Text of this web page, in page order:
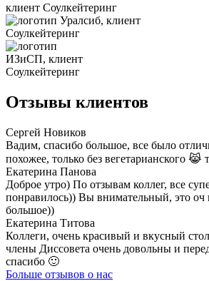
Отзывы клиентов
Сергей Новиков
Вадим, спасибо большое, все было
похожее, только без вегетарианского 😹
Екатерина Панова
Доброе утро) По отзывам коллег, все
понравилось)) Вы внимательный, это
большое))
Екатерина Титова
Коллеги, очень красивый и вкусный
члены Диссовета очень довольны и
спасибо 🙂
Больше отзывов о нас